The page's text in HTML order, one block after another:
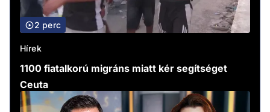
2 perc
Hírek
1100 fiatalkorú migráns miatt kér segítséget
Ceuta